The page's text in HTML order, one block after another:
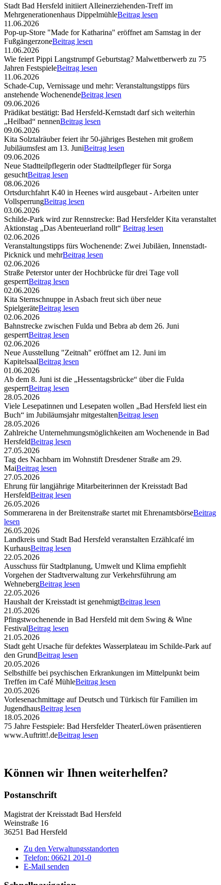
Stadt Bad Hersfeld initiiert Alleinerziehenden-Treff im
Mehrgenerationenhaus DippelmühleBeitrag lesen
11.06.2026
Pop-up-Store "Made for Katharina" eröffnet am Samstag in der
FußgängerzoneBeitrag lesen
11.06.2026
Wie feiert Pippi Langstrumpf Geburtstag? Malwettberwerb zu 75
Jahren FestspieleBeitrag lesen
11.06.2026
Schade-Cup, Vernissage und mehr: Veranstaltungstipps fürs
anstehende WochenendeBeitrag lesen
09.06.2026
Prädikat bestätigt: Bad Hersfeld-Kernstadt darf sich weiterhin
„Heilbad“ nennenBeitrag lesen
09.06.2026
Kita Solztalräuber feiert ihr 50-jähriges Bestehen mit großem
Jubiläumsfest am 13. JuniBeitrag lesen
09.06.2026
Neue Stadtteilpflegerin oder Stadtteilpfleger für Sorga
gesuchtBeitrag lesen
08.06.2026
Ortsdurchfahrt K40 in Heenes wird ausgebaut - Arbeiten unter
VollsperrungBeitrag lesen
03.06.2026
Schilde-Park wird zur Rennstrecke: Bad Hersfelder Kita veranstaltet
Aktionstag „Das Abenteuerland rollt“ Beitrag lesen
02.06.2026
Veranstaltungstipps fürs Wochenende: Zwei Jubiläen, Innenstadt-
Picknick und mehrBeitrag lesen
02.06.2026
Straße Peterstor unter der Hochbrücke für drei Tage voll
gesperrtBeitrag lesen
02.06.2026
Kita Sternschnuppe in Asbach freut sich über neue
SpielgeräteBeitrag lesen
02.06.2026
Bahnstrecke zwischen Fulda und Bebra ab dem 26. Juni
gesperrtBeitrag lesen
02.06.2026
Neue Ausstellung "Zeitnah" eröffnet am 12. Juni im
KapitelsaalBeitrag lesen
01.06.2026
Ab dem 8. Juni ist die „Hessentagsbrücke“ über die Fulda
gesperrtBeitrag lesen
28.05.2026
Viele Lesepatinnen und Lesepaten wollen „Bad Hersfeld liest ein
Buch“ im Jubiläumsjahr mitgestaltenBeitrag lesen
28.05.2026
Zahlreiche Unternehmungsmöglichkeiten am Wochenende in Bad
HersfeldBeitrag lesen
27.05.2026
Tag des Nachbarn im Wohnstift Dresdener Straße am 29.
MaiBeitrag lesen
27.05.2026
Ehrung für langjährige Mitarbeiterinnen der Kreisstadt Bad
HersfeldBeitrag lesen
26.05.2026
Sommerarena in der Breitenstraße startet mit EhrenamtsbörseBeitrag
lesen
26.05.2026
Landkreis und Stadt Bad Hersfeld veranstalten Erzählcafé im
KurhausBeitrag lesen
22.05.2026
Ausschuss für Stadtplanung, Umwelt und Klima empfiehlt
Vorgehen der Stadtverwaltung zur Verkehrsführung am
WehnebergBeitrag lesen
22.05.2026
Haushalt der Kreisstadt ist genehmigtBeitrag lesen
21.05.2026
Pfingstwochenende in Bad Hersfeld mit dem Swing & Wine
FestivalBeitrag lesen
21.05.2026
Stadt geht Ursache für defektes Wasserplateau im Schilde-Park auf
den GrundBeitrag lesen
20.05.2026
Selbsthilfe bei psychischen Erkrankungen im Mittelpunkt beim
Treffen im Café MühleBeitrag lesen
20.05.2026
Vorlesenachmittage auf Deutsch und Türkisch für Familien im
JugendhausBeitrag lesen
18.05.2026
75 Jahre Festspiele: Bad Hersfelder TheaterLöwen präsentieren
www.Auftritt!.deBeitrag lesen
Können wir Ihnen weiterhelfen?
Postanschrift
Magistrat der Kreisstadt Bad Hersfeld
Weinstraße 16
36251 Bad Hersfeld
Zu den Verwaltungsstandorten
Telefon: 06621 201-0
E-Mail senden